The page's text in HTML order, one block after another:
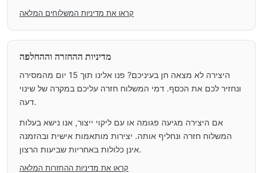
קראו את מדיניות המשלוחים המלאה
מדיניות ההחזרה וההחלפה
היצירה לא מצאה חן בעיניכם? פנו אלינו תוך 15 יום מהמסירה
ונחזיר לכם את הכסף. דמי המשלוח חזרה עליכם במקרה של שינוי
דעה.
אם היצירה מגיעה פגומה או עם ליקוי ייצור, אנו נישא בעלות
המשלוח חזרה ונחליף אותה. יצירות מותאמות אישית ובהזמנה
אינן כלולות באחריות שביעות הרצון.
קראו את מדיניות ההחזרות המלאה